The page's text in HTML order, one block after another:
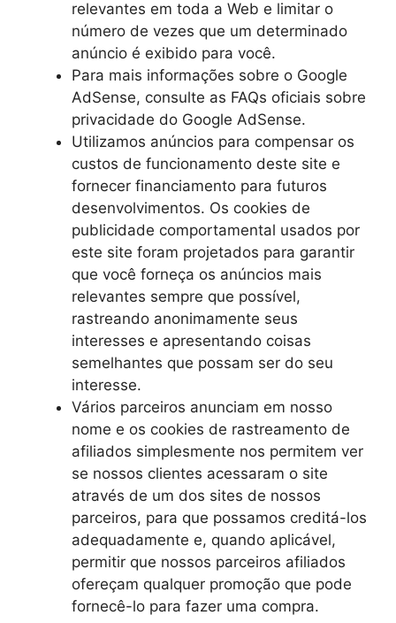
relevantes em toda a Web e limitar o
número de vezes que um determinado
anúncio é exibido para você.
Para mais informações sobre o Google
AdSense, consulte as FAQs oficiais sobre
privacidade do Google AdSense.
Utilizamos anúncios para compensar os
custos de funcionamento deste site e
fornecer financiamento para futuros
desenvolvimentos. Os cookies de
publicidade comportamental usados ​​por
este site foram projetados para garantir
que você forneça os anúncios mais
relevantes sempre que possível,
rastreando anonimamente seus
interesses e apresentando coisas
semelhantes que possam ser do seu
interesse.
Vários parceiros anunciam em nosso
nome e os cookies de rastreamento de
afiliados simplesmente nos permitem ver
se nossos clientes acessaram o site
através de um dos sites de nossos
parceiros, para que possamos creditá-los
adequadamente e, quando aplicável,
permitir que nossos parceiros afiliados
ofereçam qualquer promoção que pode
fornecê-lo para fazer uma compra.